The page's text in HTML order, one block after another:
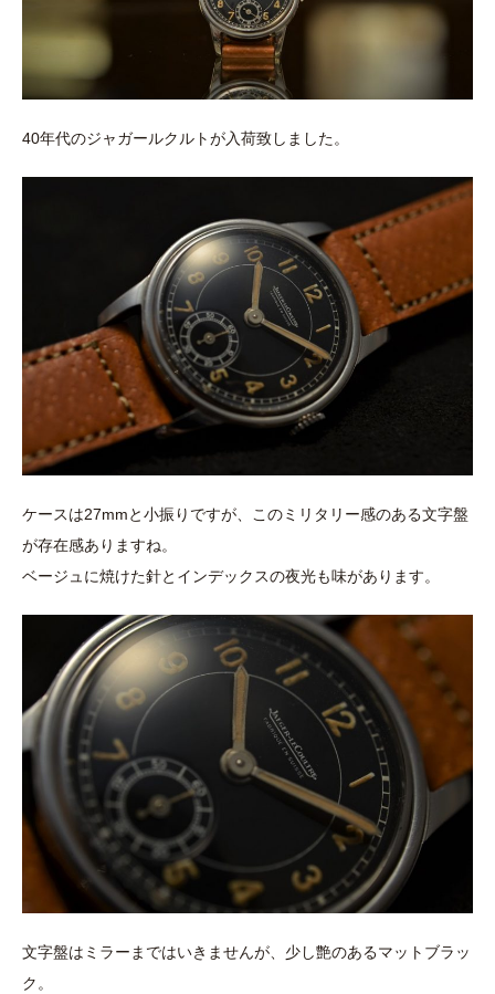
40年代のジャガールクルトが入荷致しました。
ケースは27mmと小振りですが、このミリタリー感のある文字盤
が存在感ありますね。
ベージュに焼けた針とインデックスの夜光も味があります。
文字盤はミラーまではいきませんが、少し艶のあるマットブラッ
ク。